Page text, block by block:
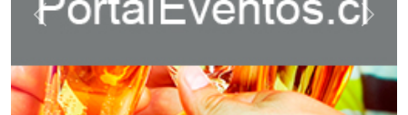
Previous Next